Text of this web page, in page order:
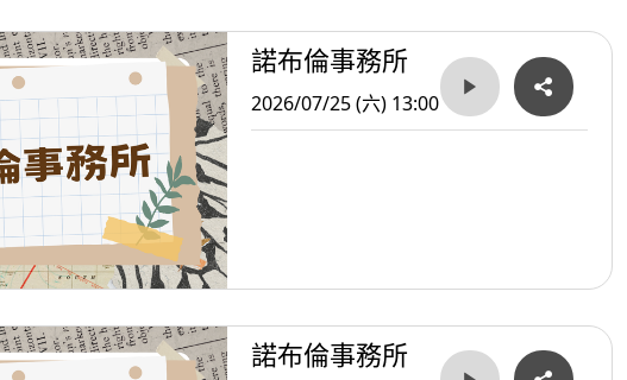
諾布倫事務所
2026/07/25 (六) 13:00
諾布倫事務所